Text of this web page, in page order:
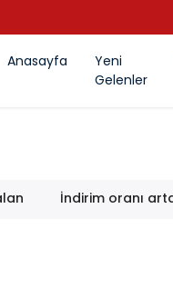
Anasayfa
Yeni
Gelenler
İndirim oranı